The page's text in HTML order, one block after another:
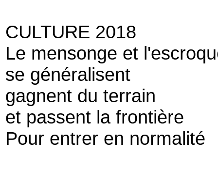
CULTURE 2018
Le mensonge et
se généralisent
gagnent du terrain
et passent la frontière
Pour entrer en normalité